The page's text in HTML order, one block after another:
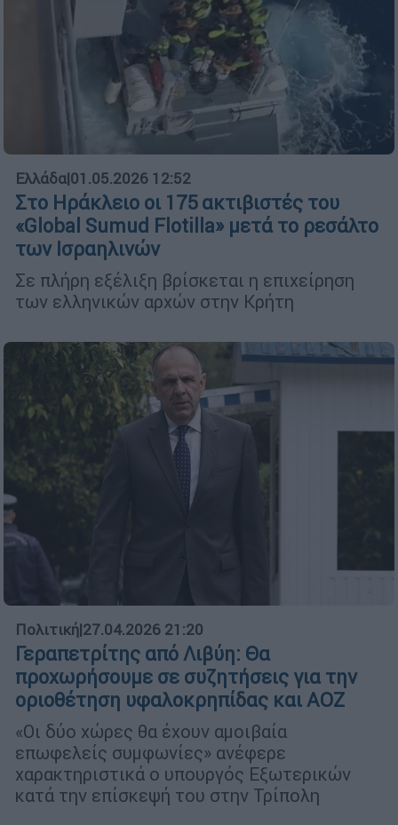
Ελλάδα|01.05.2026 12:52
Στο Ηράκλειο οι 175 ακτιβιστές του
«Global Sumud Flotilla» μετά το ρεσάλτο
των Ισραηλινών
Σε πλήρη εξέλιξη βρίσκεται η επιχείρηση
των ελληνικών αρχών στην Κρήτη
Πολιτική|27.04.2026 21:20
Γεραπετρίτης από Λιβύη: Θα
προχωρήσουμε σε συζητήσεις για την
οριοθέτηση υφαλοκρηπίδας και ΑΟΖ
«Οι δύο χώρες θα έχουν αμοιβαία
επωφελείς συμφωνίες» ανέφερε
χαρακτηριστικά ο υπουργός Εξωτερικών
κατά την επίσκεψή του στην Τρίπολη